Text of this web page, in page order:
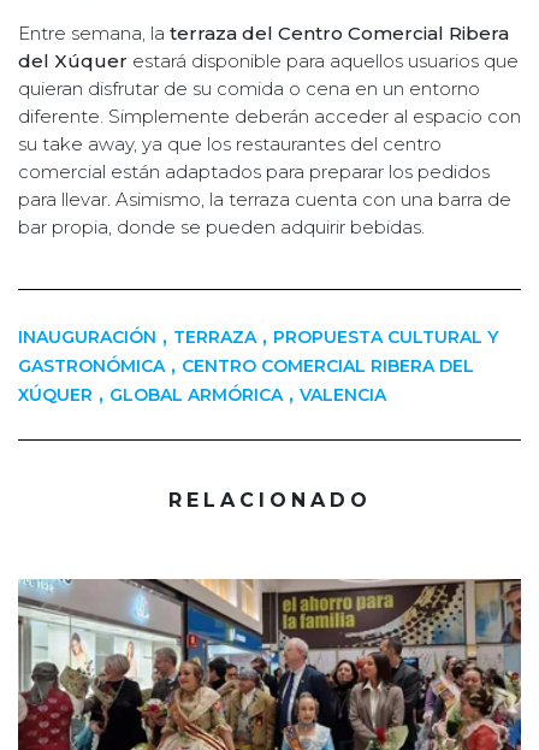
Entre semana, la terraza del Centro Comercial Ribera
del Xúquer estará disponible para aquellos usuarios que
quieran disfrutar de su comida o cena en un entorno
diferente. Simplemente deberán acceder al espacio con
su take away, ya que los restaurantes del centro
comercial están adaptados para preparar los pedidos
para llevar. Asimismo, la terraza cuenta con una barra de
bar propia, donde se pueden adquirir bebidas.
INAUGURACIÓN , TERRAZA , PROPUESTA CULTURAL Y
GASTRONÓMICA , CENTRO COMERCIAL RIBERA DEL
XÚQUER , GLOBAL ARMÓRICA , VALENCIA
RELACIONADO